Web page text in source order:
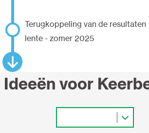
Terugkoppeling van de resultaten
lente - zomer 2025
Ideeën voor